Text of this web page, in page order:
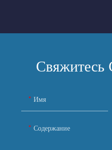
Свяжитесь
Имя
Содержание